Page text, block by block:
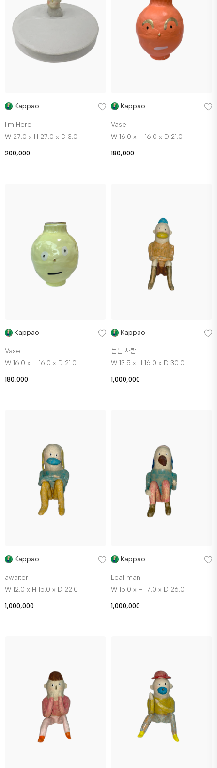
Kappao
I'm Here
W 27.0 x H 27.0 x D 3.0
200,000
Kappao
Vase
W 16.0 x H 16.0 x D 21.0
180,000
Kappao
Vase
W 16.0 x H 16.0 x D 21.0
180,000
Kappao
듣는 사람
W 13.5 x H 16.0 x D 30.0
1,000,000
Kappao
awaiter
W 12.0 x H 15.0 x D 22.0
1,000,000
Kappao
Leaf man
W 15.0 x H 17.0 x D 26.0
1,000,000